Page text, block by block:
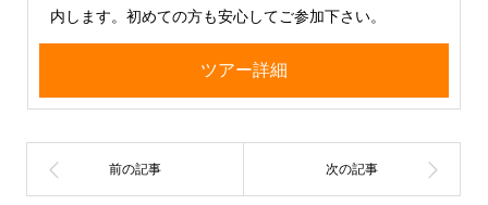
内します。初めての方も安心してご参加下さい。
ツアー詳細